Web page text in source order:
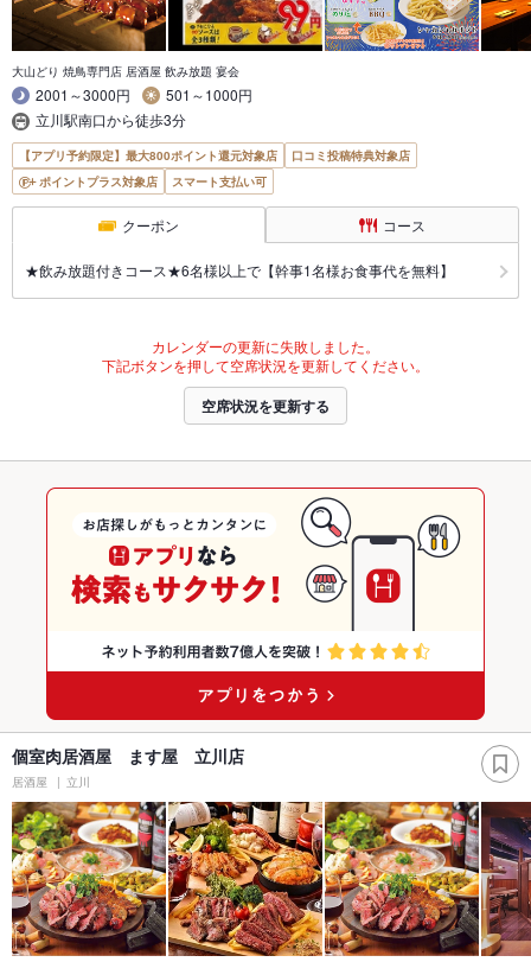
大山どり 焼鳥専門店 居酒屋 飲み放題 宴会
2001～3000円
501～1000円
立川駅南口から徒歩3分
【アプリ予約限定】最大800ポイント還元対象店
口コミ投稿特典対象店
ポイントプラス対象店
スマート支払い可
クーポン コース
★飲み放題付きコース★6名様以上で【幹事1名様お食事代を無料】
カレンダーの更新に失敗しました。
下記ボタンを押して空席状況を更新してください。
空席状況を更新する
個室肉居酒屋 ます屋 立川店
居酒屋 立川